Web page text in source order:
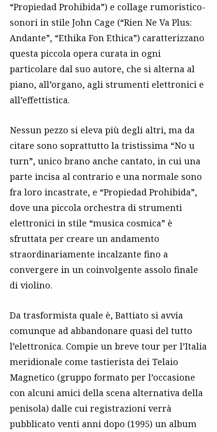
“Propiedad Prohibida”) e collage rumoristico-
sonori in stile John Cage (“Rien Ne Va Plus:
Andante”, “Ethika Fon Ethica”) caratterizzano
questa piccola opera curata in ogni
particolare dal suo autore, che si alterna al
piano, all’organo, agli strumenti elettronici e
all’effettistica.
Nessun pezzo si eleva più degli altri, ma da
citare sono soprattutto la tristissima “No u
turn”, unico brano anche cantato, in cui una
parte incisa al contrario e una normale sono
fra loro incastrate, e “Propiedad Prohibida”,
dove una piccola orchestra di strumenti
elettronici in stile “musica cosmica” è
sfruttata per creare un andamento
straordinariamente incalzante fino a
convergere in un coinvolgente assolo finale
di violino.
Da trasformista quale è, Battiato si avvia
comunque ad abbandonare quasi del tutto
l’elettronica. Compie un breve tour per l’Italia
meridionale come tastierista dei Telaio
Magnetico (gruppo formato per l’occasione
con alcuni amici della scena alternativa della
penisola) dalle cui registrazioni verrà
pubblicato venti anni dopo (1995) un album